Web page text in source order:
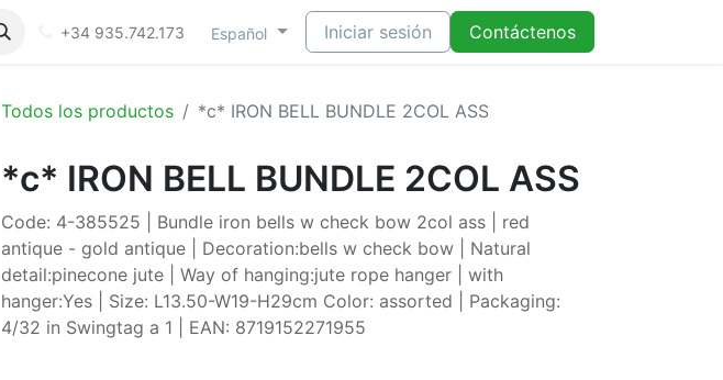
+34 935.742.173 Español Iniciar sesión Contáctenos
Todos los productos *c* IRON BELL BUNDLE 2COL ASS
*c* IRON BELL BUNDLE 2COL ASS
Code: 4-385525 | Bundle iron bells w check bow 2col ass | red
antique - gold antique | Decoration:bells w check bow | Natural
detail:pinecone jute | Way of hanging:jute rope hanger | with
hanger:Yes | Size: L13.50-W19-H29cm Color: assorted | Packaging:
4/32 in Swingtag a 1 | EAN: 8719152271955